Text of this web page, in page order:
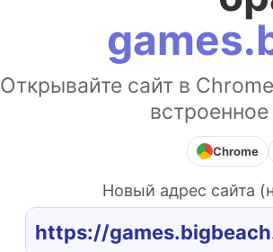
Открывайте сайт в
Chrome
Новый адрес сайта
https://